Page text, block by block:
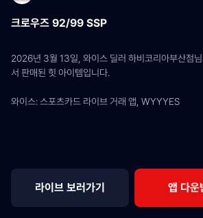
크로우즈 92/99 SSP
2026년 3월 13일, 와이스 딜러 하비코리아부산점님
서 판매된 힛 아이템입니다.
와이스: 스포츠카드 라이브 거래 앱, WYYYES
라이브 보러가기 앱 다운